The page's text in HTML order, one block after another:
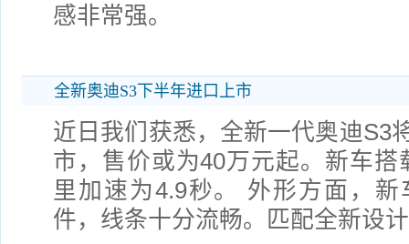
感非常强。
全新奥迪S3下半年进口上市
近日我们获悉，全新一代奥迪S3
市，售价或为40万元起。新车搭
里加速为4.9秒。 外形方面，
件，线条十分流畅。匹配全新设